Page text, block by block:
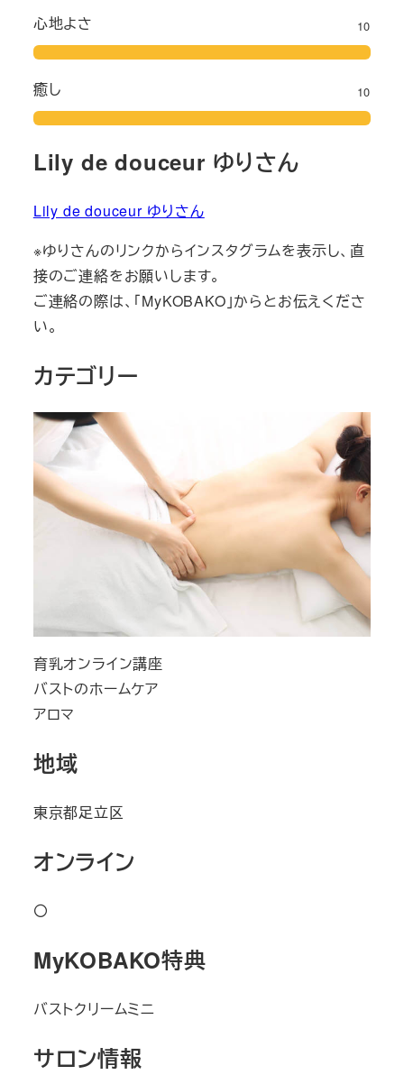
心地よさ 10
癒し 10
Lily de douceur ゆりさん
Lily de douceur ゆりさん
※ゆりさんのリンクからインスタグラムを表示し、直
接のご連絡をお願いします。
ご連絡の際は、「MyKOBAKO」からとお伝えくださ
い。
カテゴリー
育乳オンライン講座
バストのホームケア
アロマ
地域
東京都足立区
オンライン
〇
MyKOBAKO特典
バストクリームミニ
サロン情報